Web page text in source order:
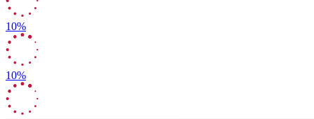
10%
10%